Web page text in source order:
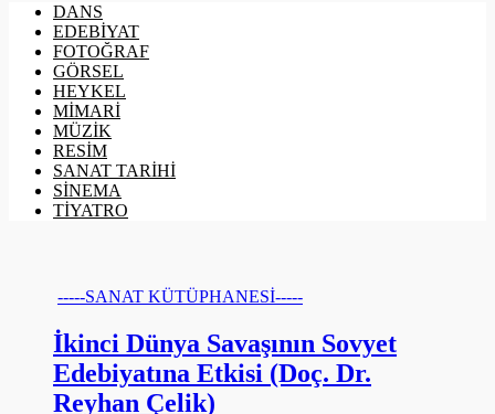
DANS
EDEBİYAT
FOTOĞRAF
GÖRSEL
HEYKEL
MİMARİ
MÜZİK
RESİM
SANAT TARİHİ
SİNEMA
TİYATRO
-----SANAT KÜTÜPHANESİ-----
İkinci Dünya Savaşının Sovyet
Edebiyatına Etkisi (Doç. Dr.
Reyhan Çelik)